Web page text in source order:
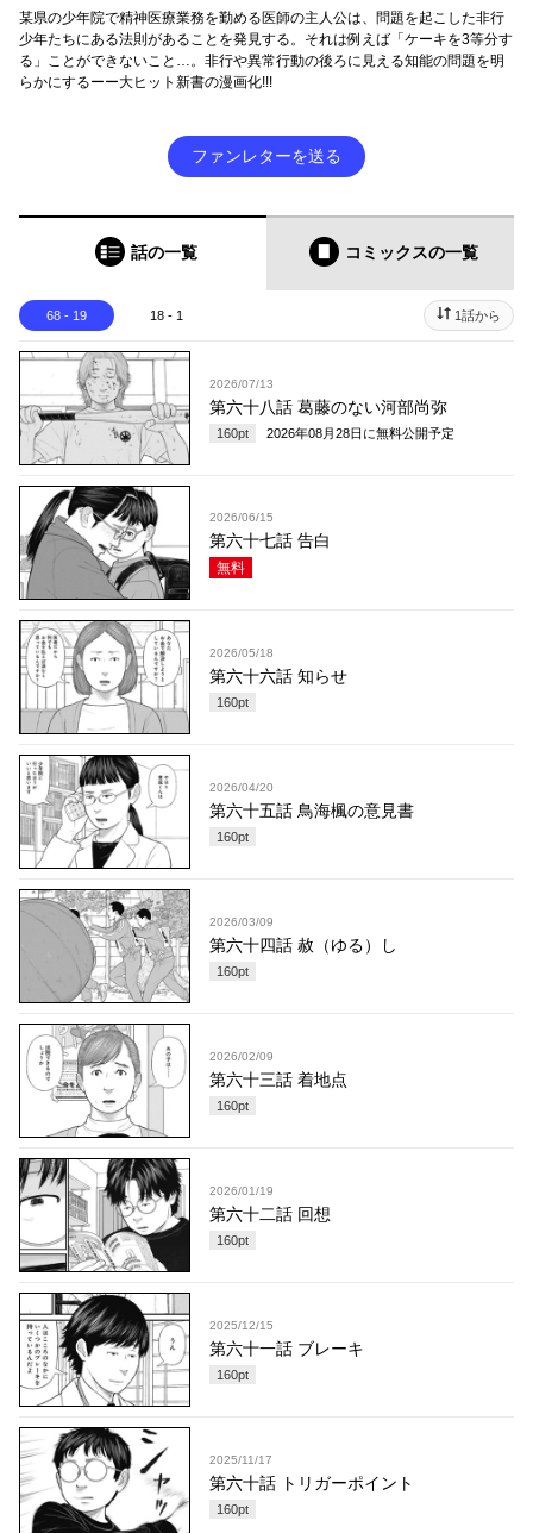
某県の少年院で精神医療業務を勤める医師の主人公は、問題を起こした非行
少年たちにある法則があることを発見する。それは例えば「ケーキを3等分す
る」ことができないこと…。非行や異常行動の後ろに見える知能の問題を明
らかにするーー大ヒット新書の漫画化!!!
ファンレターを送る
話の一覧 コミックスの一覧
68 - 19 18 - 1 1話から
2026/07/13
第六十八話 葛藤のない河部尚弥
160pt 2026年08月28日 に無料公開予定
2026/06/15
第六十七話 告白
無料
2026/05/18
第六十六話 知らせ
160pt
2026/04/20
第六十五話 鳥海楓の意見書
160pt
2026/03/09
第六十四話 赦（ゆる）し
160pt
2026/02/09
第六十三話 着地点
160pt
2026/01/19
第六十二話 回想
160pt
2025/12/15
第六十一話 ブレーキ
160pt
2025/11/17
第六十話 トリガーポイント
160pt